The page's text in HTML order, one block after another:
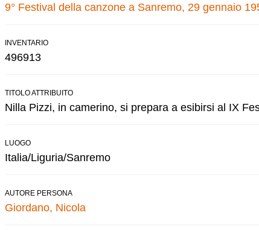
9° Festival della canzone a Sanremo, 29 gennaio
INVENTARIO
496913
TITOLO ATTRIBUITO
Nilla Pizzi, in camerino, si prepara a esibirsi al IX
LUOGO
Italia/Liguria/Sanremo
AUTORE PERSONA
Giordano, Nicola